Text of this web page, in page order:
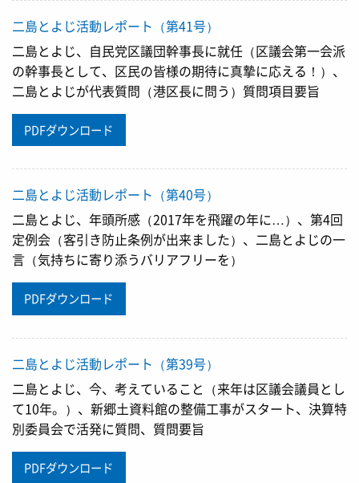
二島とよじ活動レポート（第41号）
二島とよじ、自民党区議団幹事長に就任（区議会第一会派
の幹事長として、区民の皆様の期待に真摯に応える！）、
二島とよじが代表質問（港区長に問う）質問項目要旨
PDFダウンロード
二島とよじ活動レポート（第40号）
二島とよじ、年頭所感（2017年を飛躍の年に…）、第4回
定例会（客引き防止条例が出来ました）、二島とよじの一
言（気持ちに寄り添うバリアフリーを）
PDFダウンロード
二島とよじ活動レポート（第39号）
二島とよじ、今、考えていること（来年は区議会議員とし
て10年。）、新郷土資料館の整備工事がスタート、決算特
別委員会で活発に質問、質問要旨
PDFダウンロード